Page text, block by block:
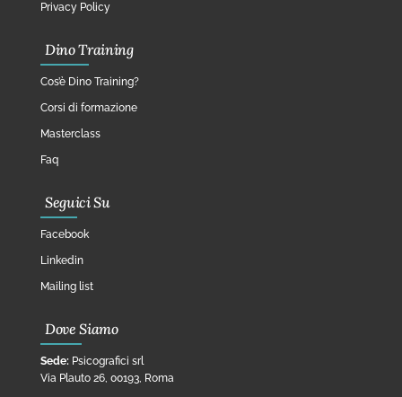
Privacy Policy
Dino Training
Cos’è Dino Training?
Corsi di formazione
Masterclass
Faq
Seguici Su
Facebook
Linkedin
Mailing list
Dove Siamo
Sede: Psicografici srl
Via Plauto 26, 00193, Roma